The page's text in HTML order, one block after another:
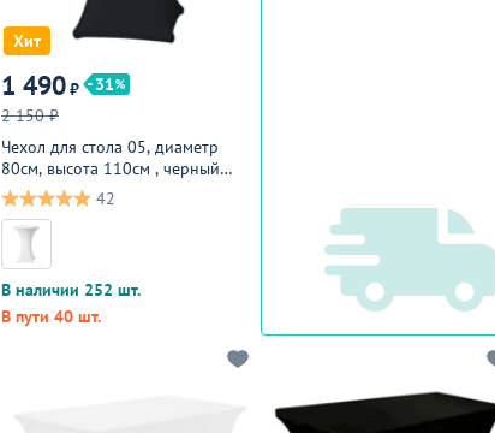
Хит
1 490₽
31
2 150 ₽
Чехол для стола 05, диаметр
80см, высота 110см , черный
спандекс
42
В наличии 252 шт.
В пути 40 шт.